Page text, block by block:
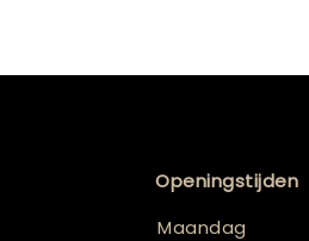
Openingstijden
Maandag